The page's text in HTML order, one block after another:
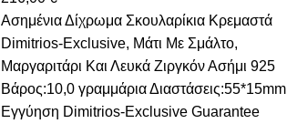
Ασημένια Δίχρωμα Σκουλαρίκια Κρεμαστά
Dimitrios-Exclusive, Μάτι Με Σμάλτο,
Μαργαριτάρι Και Λευκά Ζιργκόν Ασήμι 925
Βάρος:10,0 γραμμάρια Διαστάσεις:55*15mm
Εγγύηση Dimitrios-Exclusive Guarantee